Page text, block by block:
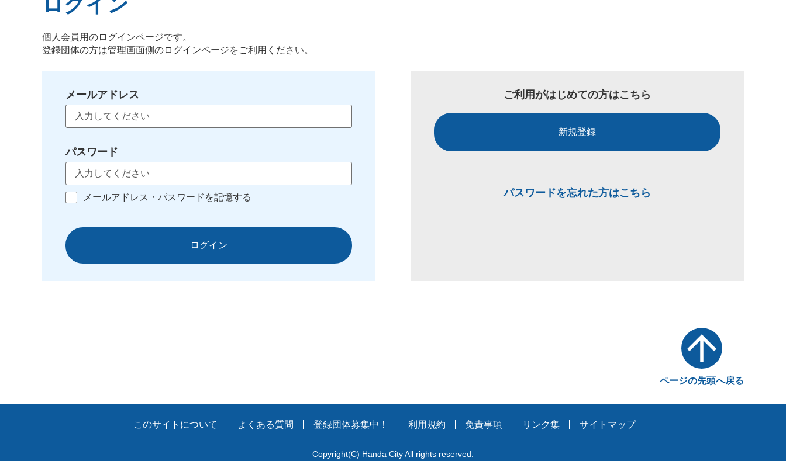
個人会員用のログインページです。
登録団体の方は管理画面側のログインページをご利用ください。
メールアドレス
パスワード
メールアドレス・パスワードを記憶する
ログイン
ご利用がはじめての方はこちら
新規登録
パスワードを忘れた方はこちら
ページの先頭へ戻る
このサイトについて よくある質問 登録団体募集中！ 利用規約 免責事項 リンク集 サイトマップ
Copyright(C) Handa City All rights reserved.